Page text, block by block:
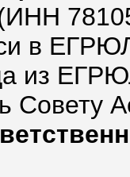
в
из
Совету